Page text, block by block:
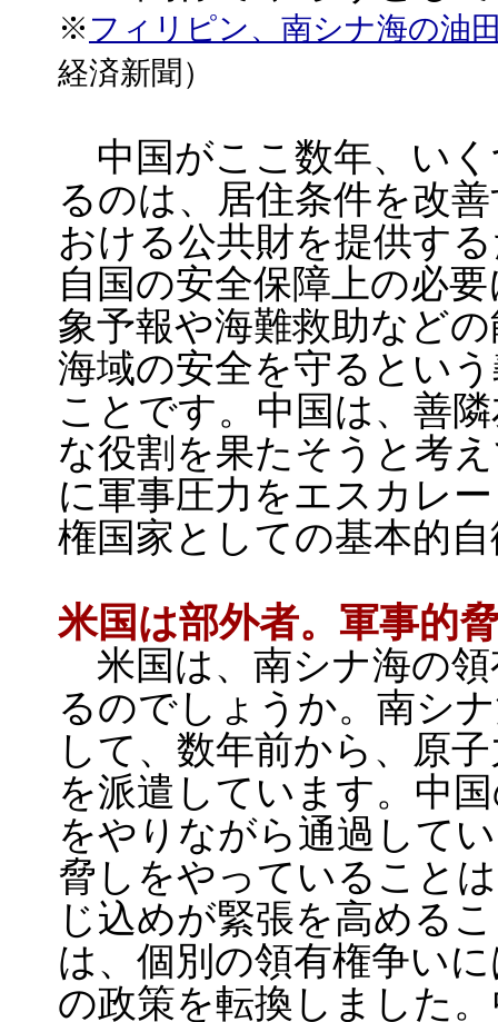
※ フィリピン、南シナ海の油
経済新聞）
中国がここ数年、い
るのは、居住条件を改
おける公共財を提供す
自国の安全保障上の必
象予報や海難救助など
海域の安全を守るとい
ことです。中国は、善
な役割を果たそうと考
に軍事圧力をエスカレ
権国家としての基本的
米国は部外者。軍事的
米国は、南シナ海の
るのでしょうか。南シ
して、数年前から、原
を派遣しています。中
をやりながら通過して
脅しをやっていること
じ込めが緊張を高める
は、個別の領有権争い
の政策を転換しました